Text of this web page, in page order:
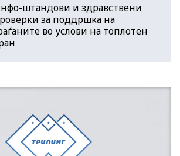
штандови и здравствени
за поддршка на
во услови на топлотен